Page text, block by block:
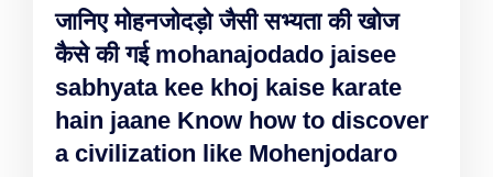
जानिए मोहनजोदड़ो जैसी सभ्यता की खोज
कैसे की गई mohanajodado jaisee
sabhyata kee khoj kaise karate
hain jaane Know how to discover
a civilization like Mohenjodaro